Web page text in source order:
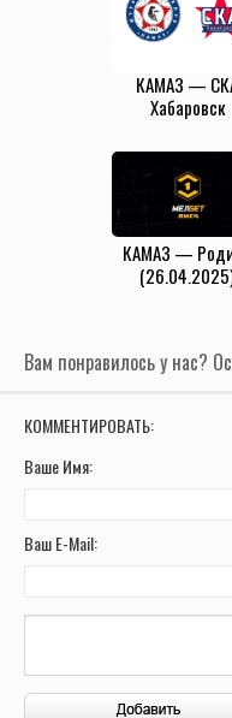
КАМАЗ —
Хабаровск
КАМАЗ —
Вам понравилось у нас?
КОММЕНТИРОВАТЬ:
Ваше Имя:
Ваш E-Mail: